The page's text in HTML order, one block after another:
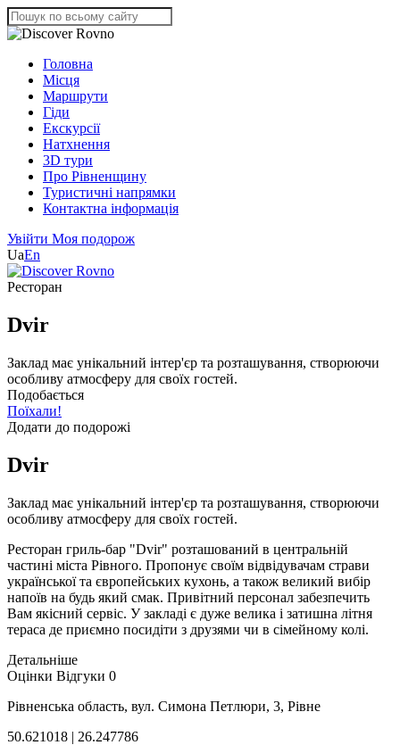
Головна
Місця
Маршрути
Гіди
Екскурсії
Натхнення
3D тури
Про Рівненщину
Туристичні напрямки
Контактна інформація
Увійти Моя подорож
UaEn
Ресторан
Dvir
Заклад має унікальний інтер'єр та розташування, створюючи
особливу атмосферу для своїх гостей.
Подобається
Поїхали!
Додати до подорожі
Dvir
Заклад має унікальний інтер'єр та розташування, створюючи
особливу атмосферу для своїх гостей.
Ресторан гриль-бар "Dvir" розташований в центральній
частині міста Рівного. Пропонує своїм відвідувачам страви
української та європейських кухонь, а також великий вибір
напоїв на будь який смак. Привітний персонал забезпечить
Вам якісний сервіс. У закладі є дуже велика і затишна літня
тераса де приємно посидіти з друзями чи в сімейному колі.
Детальніше
Оцінки Відгуки 0
Рівненська область, вул. Симона Петлюри, 3, Рівне
50.621018 | 26.247786